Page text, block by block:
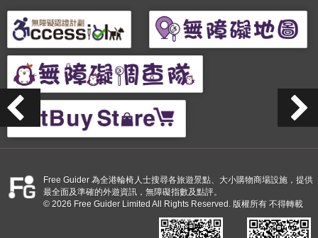
Free Guider 為全港輪椅人士搜尋各旅遊景點、大小購物商場設施，提供
最全面及準確的外遊資訊，無障礙指數及點評。
© 2026 Free Guider Limited All Rights Reserved. 版權所有 不得轉載